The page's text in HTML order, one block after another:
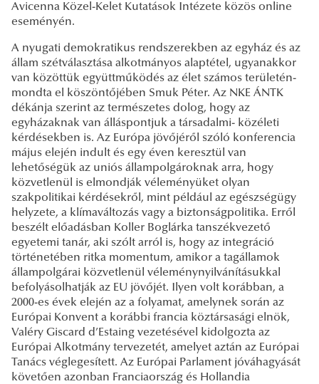
Avicenna Közel-Kelet Kutatások Intézete közös online
eseményén.
A nyugati demokratikus rendszerekben az egyház és az
állam szétválasztása alkotmányos alaptétel, ugyanakkor
van közöttük együttműködés az élet számos területén-
mondta el köszöntőjében Smuk Péter. Az NKE ÁNTK
dékánja szerint az természetes dolog, hogy az
egyházaknak van álláspontjuk a társadalmi- közéleti
kérdésekben is. Az Európa jövőjéről szóló konferencia
május elején indult és egy éven keresztül van
lehetőségük az uniós állampolgároknak arra, hogy
közvetlenül is elmondják véleményüket olyan
szakpolitikai kérdésekről, mint például az egészségügy
helyzete, a klímaváltozás vagy a biztonságpolitika. Erről
beszélt előadásban Koller Boglárka tanszékvezető
egyetemi tanár, aki szólt arról is, hogy az integráció
történetében ritka momentum, amikor a tagállamok
állampolgárai közvetlenül véleménynyilvánításukkal
befolyásolhatják az EU jövőjét. Ilyen volt korábban, a
2000-es évek elején az a folyamat, amelynek során az
Európai Konvent a korábbi francia köztársasági elnök,
Valéry Giscard d’Estaing vezetésével kidolgozta az
Európai Alkotmány tervezetét, amelyet aztán az Európai
Tanács véglegesített. Az Európai Parlament jóváhagyását
követően azonban Franciaország és Hollandia